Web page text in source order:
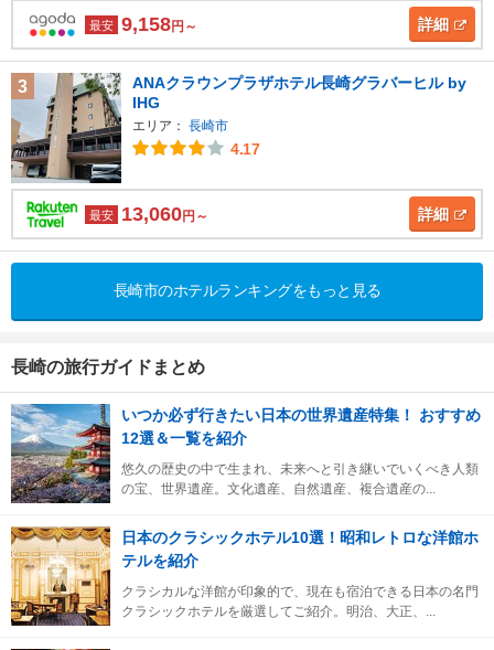
最安 9,158円～ 詳細
3
ANAクラウンプラザホテル長崎グラバーヒル by
IHG
エリア： 長崎市
4.17
最安 13,060円～ 詳細
長崎市のホテルランキングをもっと見る
長崎の旅行ガイドまとめ
いつか必ず行きたい日本の世界遺産特集！ おすすめ
12選＆一覧を紹介
悠久の歴史の中で生まれ、未来へと引き継いでいくべき人類
の宝、世界遺産。文化遺産、自然遺産、複合遺産の...
日本のクラシックホテル10選！昭和レトロな洋館ホ
テルを紹介
クラシカルな洋館が印象的で、現在も宿泊できる日本の名門
クラシックホテルを厳選してご紹介。明治、大正、...